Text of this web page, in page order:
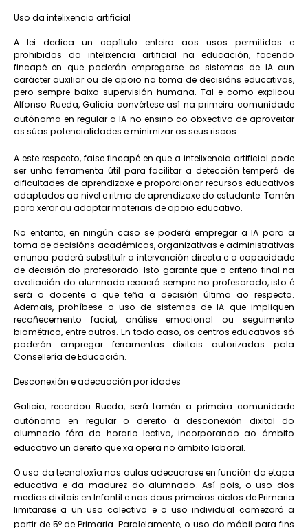
Uso da intelixencia artificial
A lei dedica un capítulo enteiro aos usos permitidos e
prohibidos da intelixencia artificial na educación, facendo
fincapé en que poderán empregarse os sistemas de IA cun
carácter auxiliar ou de apoio na toma de decisións educativas,
pero sempre baixo supervisión humana. Tal e como explicou
Alfonso Rueda, Galicia convértese así na primeira comunidade
autónoma en regular a IA no ensino co obxectivo de aproveitar
as súas potencialidades e minimizar os seus riscos.
A este respecto, faise fincapé en que a intelixencia artificial pode
ser unha ferramenta útil para facilitar a detección temperá de
dificultades de aprendizaxe e proporcionar recursos educativos
adaptados ao nivel e ritmo de aprendizaxe do estudante. Tamén
para xerar ou adaptar materiais de apoio educativo.
No entanto, en ningún caso se poderá empregar a IA para a
toma de decisións académicas, organizativas e administrativas
e nunca poderá substituír a intervención directa e a capacidade
de decisión do profesorado. Isto garante que o criterio final na
avaliación do alumnado recaerá sempre no profesorado, isto é
será o docente o que teña a decisión última ao respecto.
Ademais, prohíbese o uso de sistemas de IA que impliquen
recoñecemento facial, análise emocional ou seguimento
biométrico, entre outros. En todo caso, os centros educativos só
poderán empregar ferramentas dixitais autorizadas pola
Consellería de Educación.
Desconexión e adecuación por idades
Galicia, recordou Rueda, será tamén a primeira comunidade
autónoma en regular o dereito á desconexión dixital do
alumnado fóra do horario lectivo, incorporando ao ámbito
educativo un dereito que xa opera no ámbito laboral.
O uso da tecnoloxía nas aulas adecuarase en función da etapa
educativa e da madurez do alumnado. Así pois, o uso dos
medios dixitais en Infantil e nos dous primeiros ciclos de Primaria
limitarase a un uso colectivo e o uso individual comezará a
partir de 5º de Primaria. Paralelamente, o uso do móbil para fins